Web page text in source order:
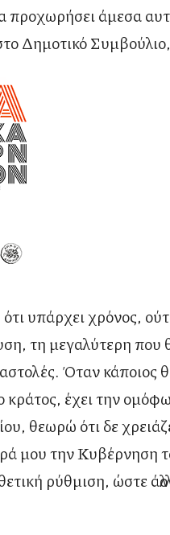
προχωρήσει άμεσα
Δημοτικό
υπάρχει χρόνος,
τη μεγαλύτερη που
Όταν κάποιος
κράτος, έχει την
θεωρώ ότι δε
μου την Κυβέρνηση
ρύθμιση, ώστε άλλο